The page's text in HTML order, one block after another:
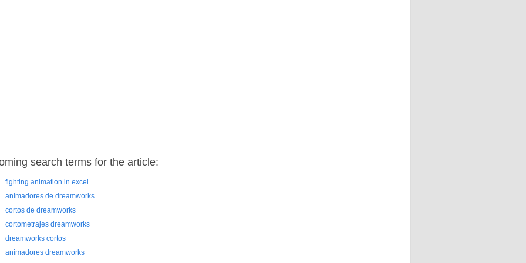
search terms for the article:
fighting animation in excel
animadores de dreamworks
cortos de dreamworks
cortometrajes dreamworks
dreamworks cortos
animadores dreamworks